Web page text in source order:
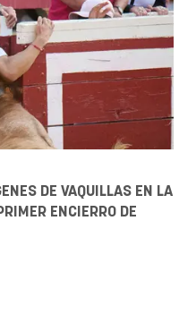
DE VAQUILLAS EN LA
ENCIERRO DE